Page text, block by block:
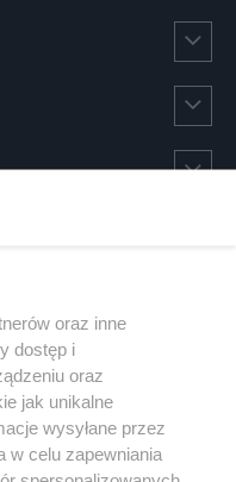
oraz inne
dostęp i
oraz
jak unikalne
wysyłane przez
w celu zapewniania